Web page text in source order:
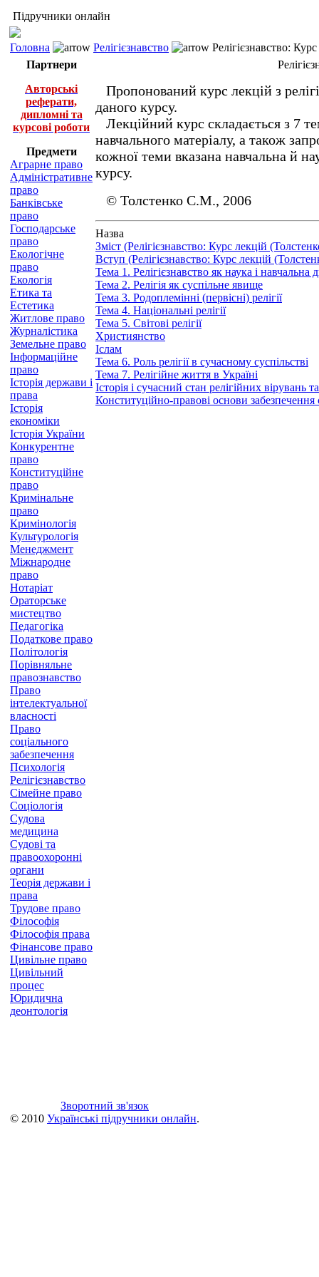
Підручники онлайн
Головна Релігієзнавство
Релігієзнавство:
Партнери
Авторські
реферати,
дипломні та
курсові роботи
Предмети
Аграрне право
Адміністративне
право
Банківське
право
Господарське
право
Екологічне
право
Екологія
Етика та
Естетика
Житлове право
Журналістика
Земельне право
Інформаційне
право
Історія держави і
права
Історія
економіки
Історія України
Конкурентне
право
Конституційне
право
Кримінальне
право
Кримінологія
Культурологія
Менеджмент
Міжнародне
право
Нотаріат
Ораторське
мистецтво
Педагогіка
Податкове право
Політологія
Порівняльне
правознавство
Право
інтелектуальної
власності
Право
соціального
забезпечення
Психологія
Релігієзнавство
Сімейне право
Соціологія
Судова
медицина
Судові та
правоохоронні
органи
Теорія держави і
права
Трудове право
Філософія
Філософія права
Фінансове право
Цивільне право
Цивільний
процес
Юридична
деонтологія
Пропонований курс лекцій з
даного курсу.
Лекційний курс складається з 7
навчального матеріалу, а також
кожної теми вказана навчальна й
курсу.
© Толстенко С.М., 2006
Назва
Зміст (Релігієзнавство: Курс лекцій
Вступ (Релігієзнавство: Курс лекцій
Тема 1. Релігієзнавство як наука і навчальна
Тема 2. Релігія як суспільне явище
Тема 3. Родоплемінні (первісні) релігії
Тема 4. Національні релігії
Тема 5. Світові релігії
Християнство
Іслам
Тема 6. Роль релігії в сучасному суспільстві
Тема 7. Релігійне життя в Україні
Історія і сучасний стан релігійних вірувань
Конституційно-правові основи забезпечення
Зворотний зв'язок
© 2010 Українські підручники онлайн.